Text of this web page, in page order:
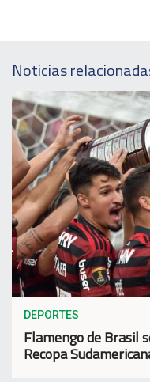
Noticias
DEPORTES
Flamengo de Brasil
Recopa